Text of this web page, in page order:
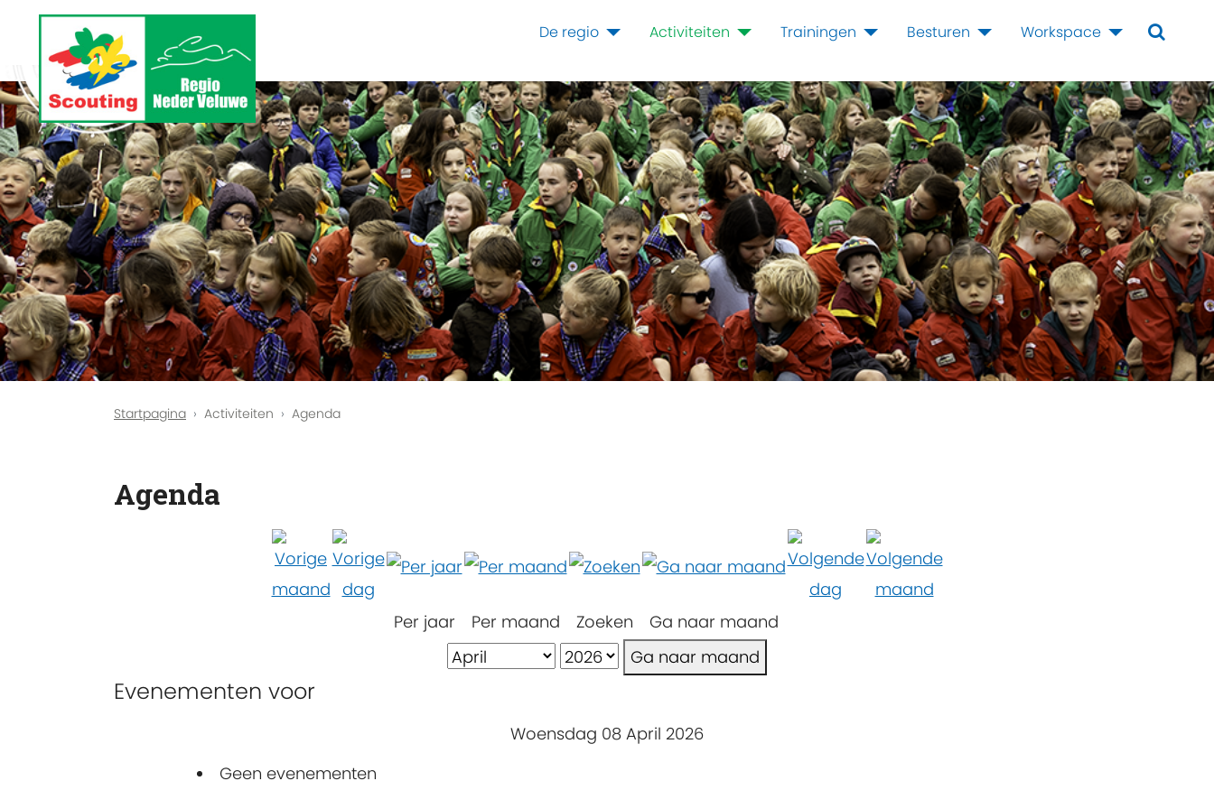
De regio Activiteiten Trainingen Besturen Workspace
Startpagina Activiteiten Agenda
Agenda
Per jaar Per maand Zoeken
Ga naar maand
Ga naar maand
Evenementen voor
Woensdag 08 April 2026
Geen evenementen